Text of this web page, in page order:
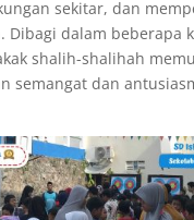
sekitar, dan
Dibagi dalam beberapa
shalih-shalihah
semangat dan